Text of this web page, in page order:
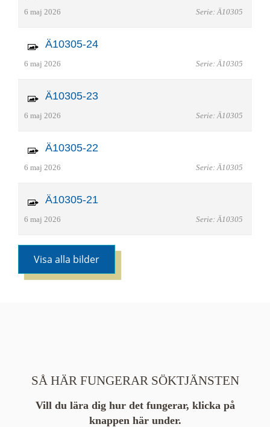
6 maj 2026 Serie: Ä10305
Ä10305-24
6 maj 2026 Serie: Ä10305
Ä10305-23
6 maj 2026 Serie: Ä10305
Ä10305-22
6 maj 2026 Serie: Ä10305
Ä10305-21
6 maj 2026 Serie: Ä10305
Visa alla bilder
SÅ HÄR FUNGERAR SÖKTJÄNSTEN
Vill du lära dig hur det fungerar, klicka på
knappen här under.